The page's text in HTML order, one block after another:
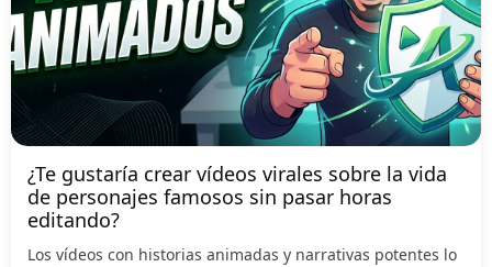
¿Te gustaría crear vídeos virales sobre la vida
de personajes famosos sin pasar horas
editando?
Los vídeos con historias animadas y narrativas potentes lo